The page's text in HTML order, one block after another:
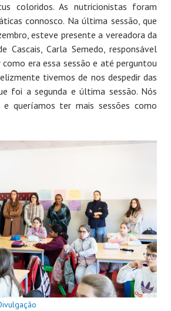
coloridos. As nutricionistas foram
connosco. Na última sessão, que
esteve presente a vereadora da
Cascais, Carla Semedo, responsável
como era essa sessão e até perguntou
tivemos de nos despedir das
foi a segunda e última sessão. Nós
queríamos ter mais sessões como